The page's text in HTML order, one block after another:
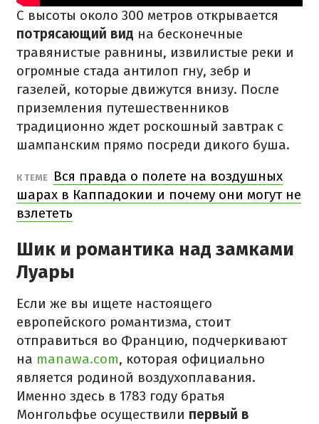
С высоты около 300 метров открывается
потрясающий вид на бесконечные
травянистые равнины, извилистые реки и
огромные стада антилоп гну, зебр и
газелей, которые движутся внизу. После
приземления путешественников
традиционно ждет роскошный завтрак с
шампанским прямо посреди дикого буша.
К ТЕМЕ
Вся правда о полете на воздушных
шарах в Каппадокии и почему они могут не
взлететь
Шик и романтика над замками
Луары
Если же вы ищете настоящего
европейского романтизма, стоит
отправиться во Францию, подчеркивают
на manawa.com, которая официально
является родиной воздухоплавания.
Именно здесь в 1783 году братья
Монгольфье осуществили первый в